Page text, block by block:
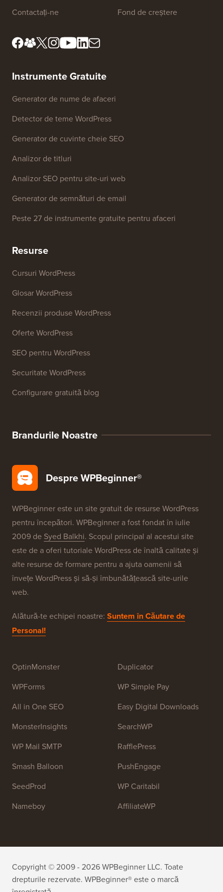
Standarde editoriale
Cunoaște consiliul nostru
de revizuire
Presă & Resurse de brand
confidențialitate
Instrumente Gratuite
Generator de nume de afaceri
Detector de teme WordPress
Generator de cuvinte cheie SEO
Analizor SEO pentru site-uri web
Generator de semnături de email
Peste 27 de instrumente gratuite pentru afaceri
Resurse
Cursuri WordPress
Glosar WordPress
Recenzii produse WordPress
SEO pentru WordPress
Configurare gratuită blog
Brandurile Noastre
Despre WPBeginner®
WPBeginner este un site gratuit de resurse WordPress
2009 deSyed Balkhi. Scopul principal al acestui site
este de a oferi tutoriale WordPress de înaltă calitate și
web.
Personal!
OptinMonster
WPForms
All in One SEO
WP Mail SMTP
Smash Balloon
SeedProd
Duplicator
WP Simple Pay
Easy Digital Downloads
RafflePress
PushEngage
WP Caritabil